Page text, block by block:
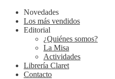
Novedades
Los más vendidos
Editorial
¿Quiénes somos?
La Misa
Actividades
Librería Claret
Contacto